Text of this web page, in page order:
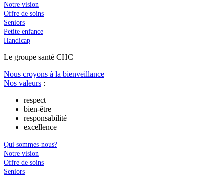
Notre vision
Offre de soins
Seniors
Petite enfance
Handicap
Le groupe santé CHC
Nous croyons à la bienveillance
Nos valeurs :
respect
bien-être
responsabilité
excellence
Qui sommes-nous?
Notre vision
Offre de soins
Seniors